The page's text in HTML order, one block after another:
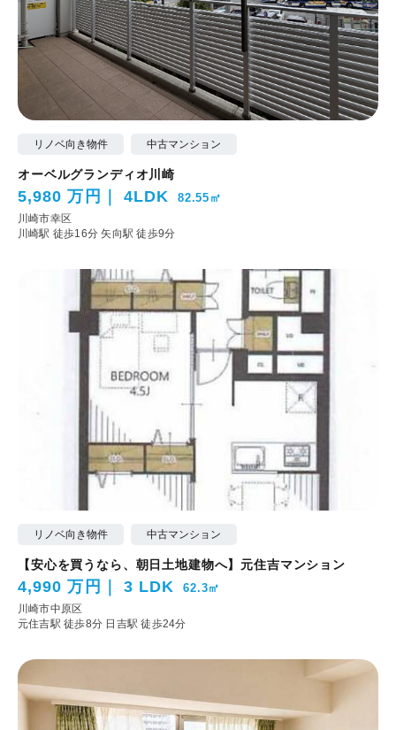
リノベ向き物件 中古マンション
オーベルグランディオ川崎
5,980 万円 4LDK 82.55㎡
川崎市幸区
川崎駅 徒歩16分 矢向駅 徒歩9分
リノベ向き物件 中古マンション
【安心を買うなら、朝日土地建物へ】元住吉マンション
4,990 万円 3 LDK 62.3㎡
川崎市中原区
元住吉駅 徒歩8分 日吉駅 徒歩24分